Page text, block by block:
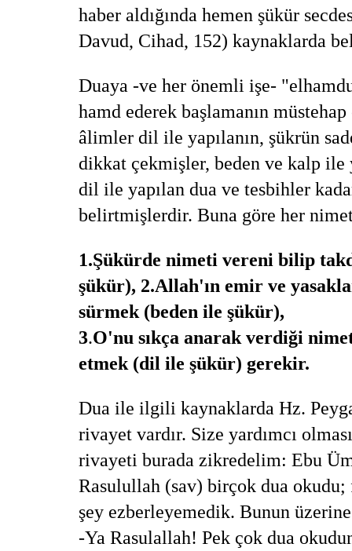
haber aldığında hemen şükür
Davud, Cihad, 152) kaynaklarda
Duaya -ve her önemli işe-
hamd ederek başlamanın
âlimler dil ile yapılanın, şükrün
dikkat çekmişler, beden ve kalp ile
dil ile yapılan dua ve tesbihler
belirtmişlerdir. Buna göre her
1.Şükürde nimeti vereni bilip
şükür), 2.Allah'ın emir ve
sürmek (beden ile şükür),
3.O'nu sıkça anarak verdiği
etmek (dil ile şükür) gerekir.
Dua ile ilgili kaynaklarda Hz.
rivayet vardır. Size yardımcı
rivayeti burada zikredelim: Ebu
Rasulullah (sav) birçok dua
şey ezberleyemedik. Bunun
-Ya Rasulallah! Pek çok dua